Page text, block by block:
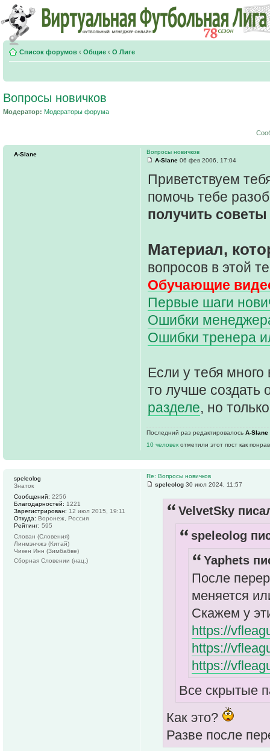
Список форумов ‹ Общие ‹ О Лиге
Вопросы новичков
Модератор: Модераторы форума
Вопросы новичков
A-Slane 06 фев 2006, 17:04
Приветствуем
помочь тебе
получить советы
Материал,
вопросов в этой
Обучающие
Первые шаги
Ошибки
Ошибки тренера
Если у тебя много
то лучше создать
разделе, но
Последний раз редактировалось A-Slane
10 человек отметили этот пост как
A-Slane
Re: Вопросы новичков
speleolog 30 июл 2024, 11:57
VelvetSky
speleolog
Yaphets
После
меняется
Скажем у
https://
https://
https://
Все скрытые
Как это?
Разве после
speleolog
Знаток
Сообщений: 2256
Благодарностей: 1221
Зарегистрирован: 12 июл 2015, 19:11
Откуда: Воронеж, Россия
Рейтинг: 595
Слован (Словения)
Линмэнчжэ (Китай)
Чикен Инн (Зимбабве)
Сборная Словении (нац.)